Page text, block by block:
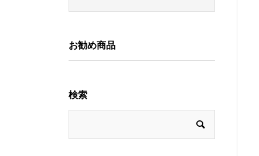
お勧め商品
検索